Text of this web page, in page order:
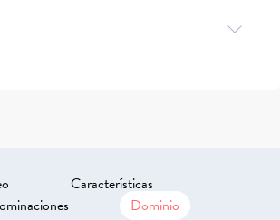
Características
Dominio